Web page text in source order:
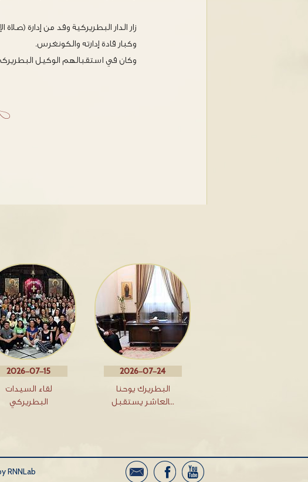
زار الدار البطريركية وفد من إدارة
وكبار قادة إدارته والكونغرس.
وكان في استقبالهم الوكيل
2026-07-15
لقاء السيدات
البطريركي
2026-07-24
البطريرك يوحنا
العاشر يستقبل…
RNNLab